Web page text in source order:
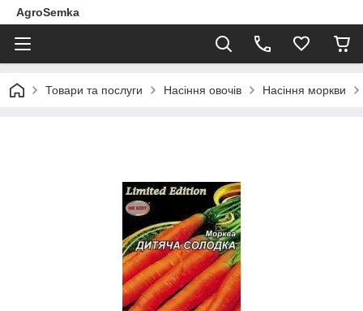
AgroSemka
Товари та послуги Насіння овочів Насіння моркви